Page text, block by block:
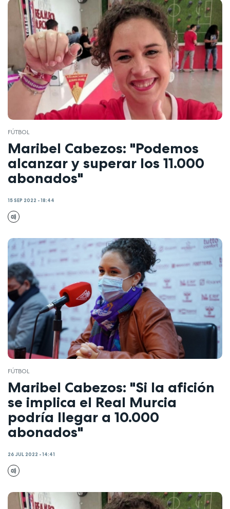
FÚTBOL
Maribel Cabezos: "Podemos
alcanzar y superar los 11.000
abonados"
15 SEP 2022 - 18:44
FÚTBOL
Maribel Cabezos: "Si la afición
se implica el Real Murcia
podría llegar a 10.000
abonados"
26 JUL 2022 - 14:41